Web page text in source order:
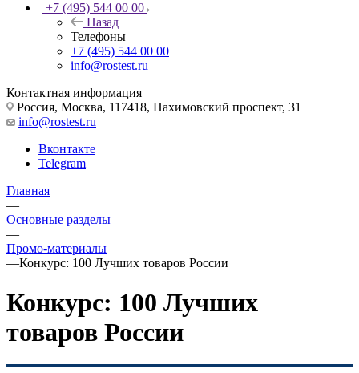
+7 (495) 544 00 00
Назад
Телефоны
+7 (495) 544 00 00
info@rostest.ru
Контактная информация
Россия, Москва, 117418, Нахимовский проспект, 31
info@rostest.ru
Вконтакте
Telegram
Главная
—
Основные разделы
—
Промо-материалы
—Конкурс: 100 Лучших товаров России
Конкурс: 100 Лучших
товаров России